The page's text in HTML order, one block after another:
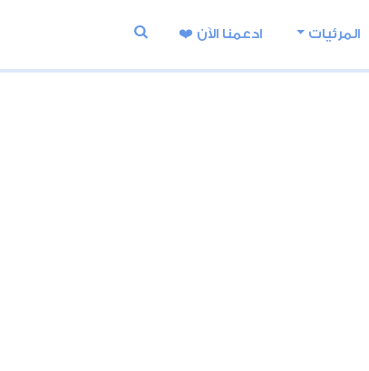
المرئيات ادعمنا اﻵن ❤️